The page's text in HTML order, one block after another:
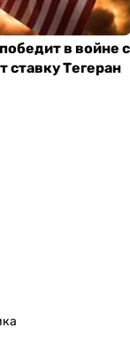
в войне с
ставку Тегеран